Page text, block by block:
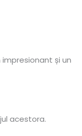
și un
acestora.